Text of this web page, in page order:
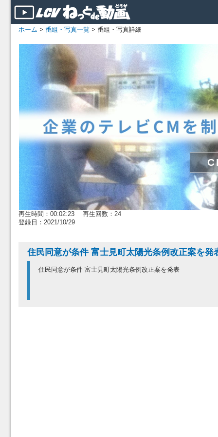
ホーム > 番組・写真一覧 > 番組・写真詳細
再生時間：00:02:23 再生回数：24
登録日：2021/10/29
住民同意が条件 富士見町太陽光条例改正案を発
住民同意が条件 富士見町太陽光条例改正案を発表